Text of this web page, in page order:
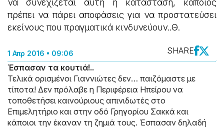
να συνεχίζεται αυτή η κατάσταση, κάποιος
πρέπει να πάρει αποφάσεις για να προστατεύσει
εκείνους που πραγματικά κινδυνεύουν..Θ.
1 Απρ 2016 • 09:06
SHARE
Έσπασαν τα κουτιά!..
Τελικά ορισμένοι Γιαννιώτες δεν… παιζόμαστε με
τίποτα! Δεν πρόλαβε η Περιφέρεια Ηπείρου να
τοποθετήσει καινούριους απινιδωτές στο
Επιμελητήριο και στην οδό Γρηγορίου Σακκά και
κάποιοι την έκαναν τη ζημιά τους. Έσπασαν δηλαδή